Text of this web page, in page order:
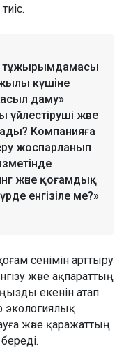
тұжырымдамасы
күшіне
даму»
және
Компанияға
жоспарланып
және қоғамдық
енгізіле ме?»
сенімін арттыру
және ақпараттың
екенін атап
экологиялық
және қаражаттың